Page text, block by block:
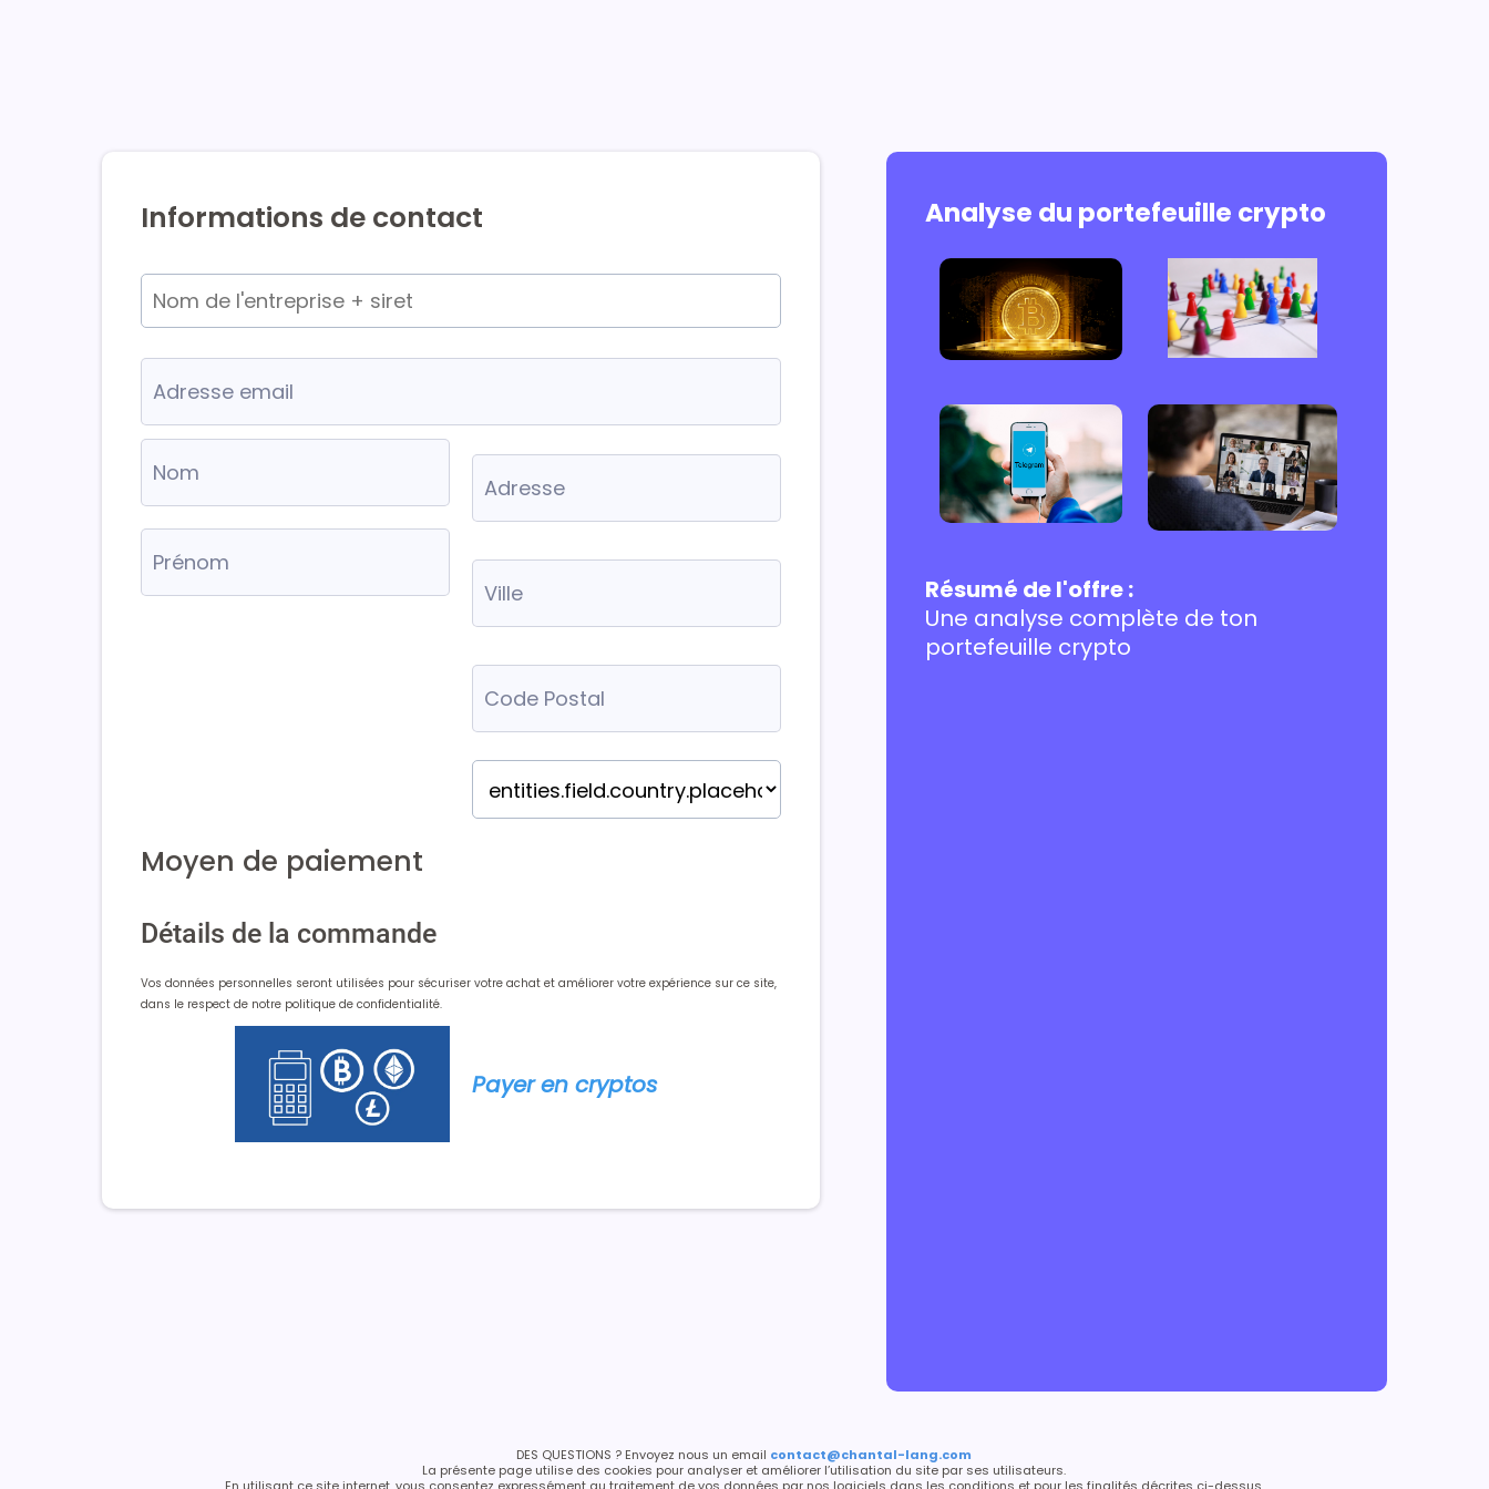
Informations de contact
Moyen de paiement
Détails de la commande
Vos données personnelles seront utilisées pour sécuriser votre achat et améliorer votre expérience sur ce site,
dans le respect de notre politique de confidentialité.
Payer en cryptos
Analyse du portefeuille crypto
Résumé de l'offre :
Une analyse complète de ton
portefeuille crypto
DES QUESTIONS ? Envoyez nous un email contact@chantal-lang.com
La présente page utilise des cookies pour analyser et améliorer l’utilisation du site par ses utilisateurs.